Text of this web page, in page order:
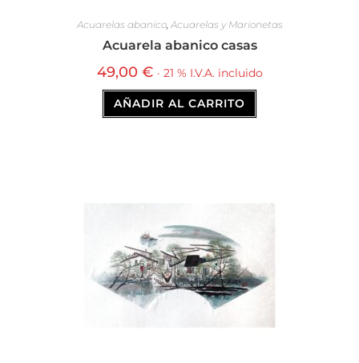
Acuarelas abanico,Acuarelas y Marionetas
Acuarela abanico casas
49,00 € · 21 % I.V.A. incluido
AÑADIR AL CARRITO